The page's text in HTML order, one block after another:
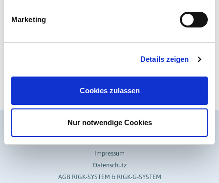
Marketing
Details zeigen
Cookies zulassen
Nur notwendige Cookies
Alexandra Nitu
Impressum
Datenschutz
AGB RIGK-SYSTEM & RIGK-G-SYSTEM